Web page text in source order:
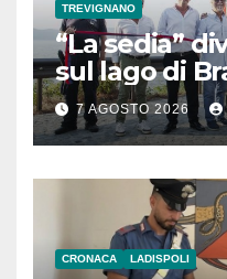
TREVIGNANO
“La sedia”
sul lago di
7 AGOSTO 2026
CRONACA LADISPOLI